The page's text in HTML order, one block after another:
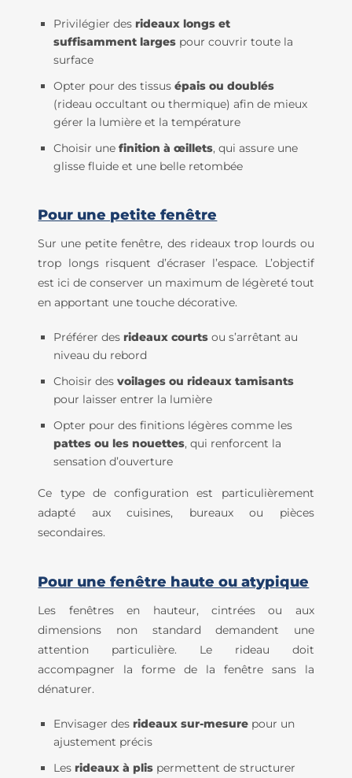
Privilégier desrideaux longs et
suffisamment larges pour couvrir toute la
surface
Opter pour des tissusépais ou doublés
(rideau occultant ou thermique) afin de mieux
gérer la lumière et la température
Choisir unefinition à œillets, qui assure une
glisse fluide et une belle retombée
Pour une petite fenêtre
Sur une petite fenêtre, des rideaux trop lourds ou
trop longs risquent d’écraser l’espace. L’objectif
est ici de conserver un maximum de légèreté tout
en apportant une touche décorative.
Préférer desrideaux courts ou s’arrêtant au
niveau du rebord
Choisir desvoilages ou rideaux tamisants
pour laisser entrer la lumière
Opter pour des finitions légères comme les
pattes ou les nouettes, qui renforcent la
sensation d’ouverture
Ce type de configuration est particulièrement
adapté aux cuisines, bureaux ou pièces
secondaires.
Pour une fenêtre haute ou atypique
Les fenêtres en hauteur, cintrées ou aux
dimensions non standard demandent une
attention particulière. Le rideau doit
accompagner la forme de la fenêtre sans la
dénaturer.
Envisager desrideaux sur-mesure pour un
ajustement précis
Lesrideaux à plis permettent de structurer